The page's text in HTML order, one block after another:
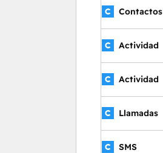
Contactos
Actividad
Actividad
Llamadas
SMS